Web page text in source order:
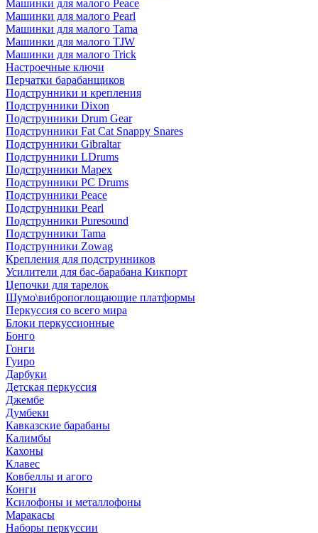
Машинки для малого Peace
Машинки для малого Pearl
Машинки для малого Tama
Машинки для малого TJW
Машинки для малого Trick
Настроечные ключи
Перчатки барабанщиков
Подструнники и крепления
Подструнники Dixon
Подструнники Drum Gear
Подструнники Fat Cat Snappy Snares
Подструнники Gibraltar
Подструнники LDrums
Подструнники Mapex
Подструнники PC Drums
Подструнники Peace
Подструнники Pearl
Подструнники Puresound
Подструнники Tama
Подструнники Zowag
Крепления для подструнников
Усилители для бас-барабана Кикпорт
Цепочки для тарелок
Шумо\вибропоглощающие платформы
Перкуссия со всего мира
Блоки перкуссионные
Бонго
Гонги
Гуиро
Дарбуки
Детская перкуссия
Джембе
Думбеки
Кавказские барабаны
Калимбы
Кахоны
Клавес
Ковбеллы и агого
Конги
Ксилофоны и металлофоны
Маракасы
Наборы перкуссии